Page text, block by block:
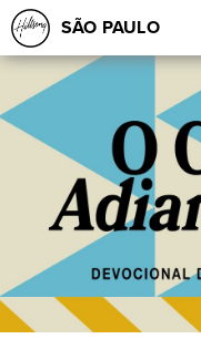
SÃO PAULO